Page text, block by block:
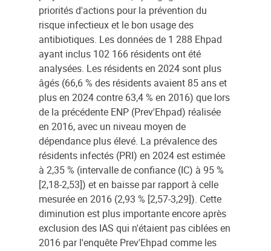
priorités d'actions pour la prévention du
risque infectieux et le bon usage des
antibiotiques. Les données de 1 288 Ehpad
ayant inclus 102 166 résidents ont été
analysées. Les résidents en 2024 sont plus
âgés (66,6 % des résidents avaient 85 ans et
plus en 2024 contre 63,4 % en 2016) que lors
de la précédente ENP (Prev'Ehpad) réalisée
en 2016, avec un niveau moyen de
dépendance plus élevé. La prévalence des
résidents infectés (PRI) en 2024 est estimée
à 2,35 % (intervalle de confiance (IC) à 95 %
[2,18-2,53]) et en baisse par rapport à celle
mesurée en 2016 (2,93 % [2,57-3,29]). Cette
diminution est plus importante encore après
exclusion des IAS qui n'étaient pas ciblées en
2016 par l'enquête Prev'Ehpad comme les